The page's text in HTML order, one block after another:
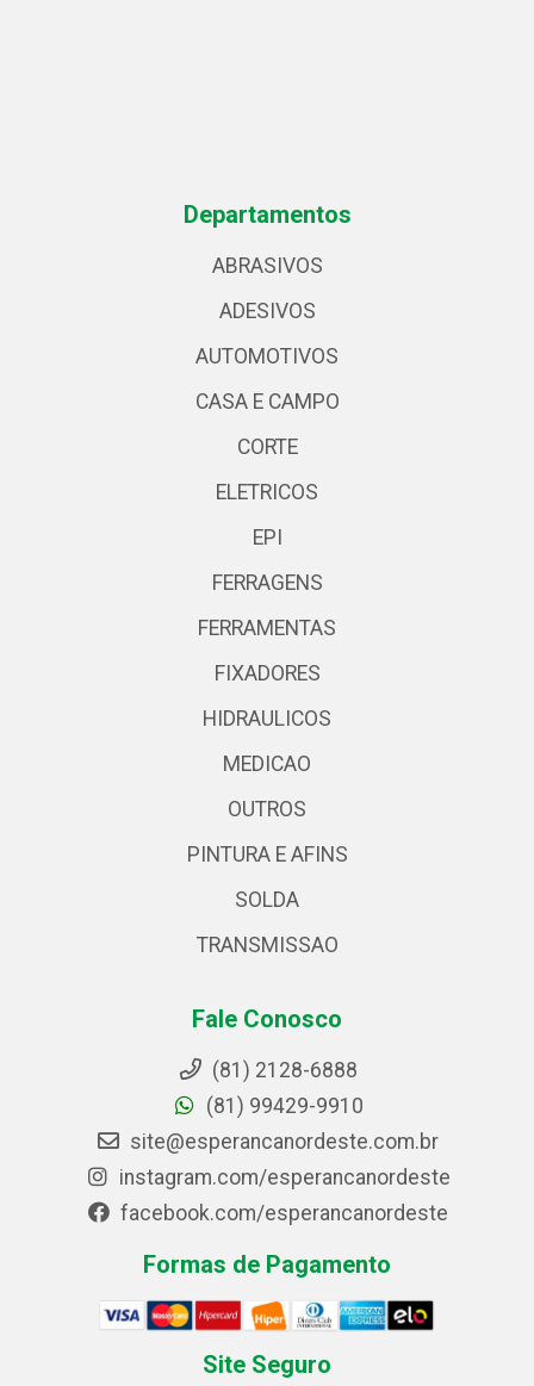
Departamentos
ABRASIVOS
ADESIVOS
AUTOMOTIVOS
CASA E CAMPO
CORTE
ELETRICOS
EPI
FERRAGENS
FERRAMENTAS
FIXADORES
HIDRAULICOS
MEDICAO
OUTROS
PINTURA E AFINS
SOLDA
TRANSMISSAO
Fale Conosco
(81) 2128-6888
(81) 99429-9910
site@esperancanordeste.com.br
instagram.com/esperancanordeste
facebook.com/esperancanordeste
Formas de Pagamento
Site Seguro